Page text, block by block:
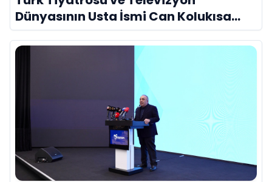
Dünyasının Usta İsmi Can Kolukısa
Hayatını Kaybetti